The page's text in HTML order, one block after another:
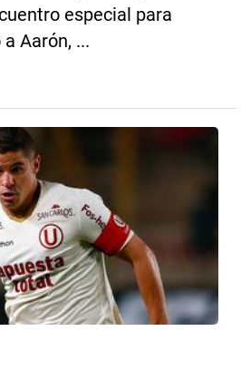
especial para
Aarón, ...